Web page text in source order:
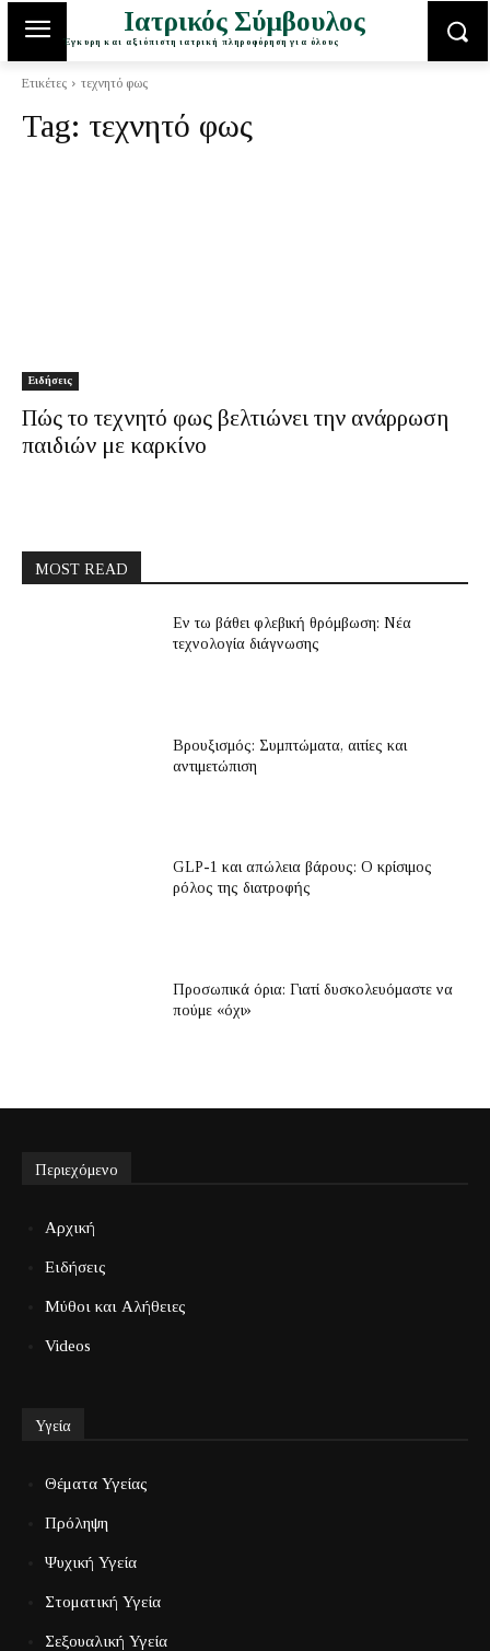
Ιατρικός Σύμβουλος
Έγκυρη και αξιόπιστη ιατρική πληροφόρηση για όλους
Ετικέτες τεχνητό φως
Tag: τεχνητό φως
Ειδήσεις
Πώς το τεχνητό φως βελτιώνει την ανάρρωση
παιδιών με καρκίνο
MOST READ
Εν τω βάθει φλεβική θρόμβωση: Νέα
τεχνολογία διάγνωσης
Βρουξισμός: Συμπτώματα, αιτίες και
αντιμετώπιση
GLP-1 και απώλεια βάρους: Ο κρίσιμος
ρόλος της διατροφής
Προσωπικά όρια: Γιατί δυσκολευόμαστε να
πούμε «όχι»
Περιεχόμενο
Αρχική
Ειδήσεις
Μύθοι και Αλήθειες
Videos
Υγεία
Θέματα Υγείας
Πρόληψη
Ψυχική Υγεία
Στοματική Υγεία
Σεξουαλική Υγεία